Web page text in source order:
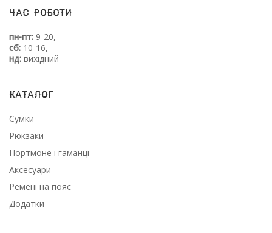
Час роботи
пн-пт: 9-20,
сб: 10-16,
нд: вихідний
Каталог
Сумки
Рюкзаки
Портмоне і гаманці
Аксесуари
Ремені на пояс
Додатки